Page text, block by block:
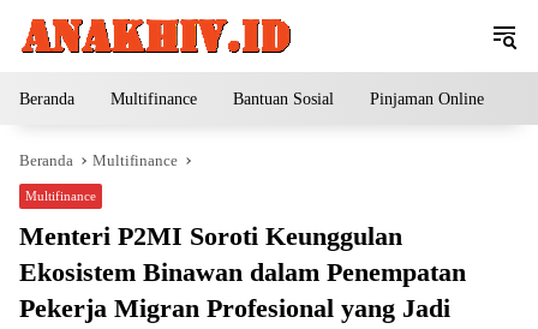
Beranda Multifinance Bantuan Sosial Pinjaman Online
Beranda Multifinance
Multifinance
Menteri P2MI Soroti Keunggulan
Ekosistem Binawan dalam Penempatan
Pekerja Migran Profesional yang Jadi